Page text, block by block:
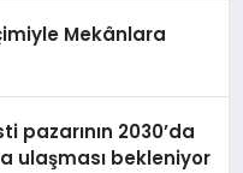
Mekânlara
pazarının 2030’da
ulaşması bekleniyor